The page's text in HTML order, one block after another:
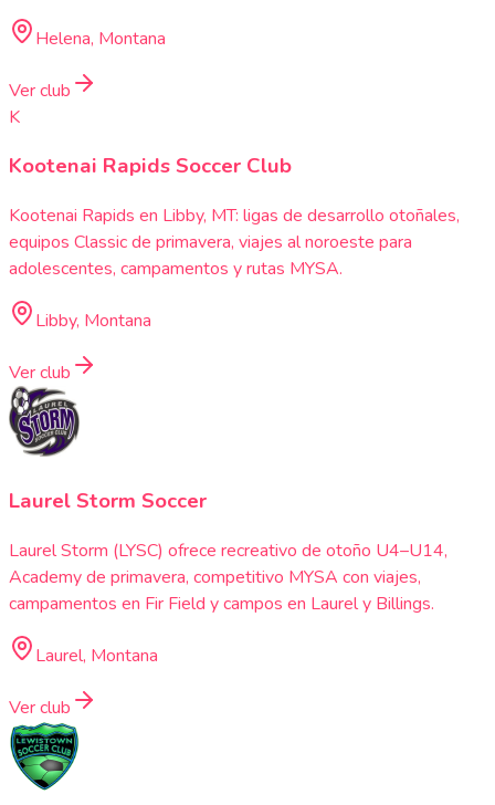
Helena, Montana
Ver club
K
Kootenai Rapids Soccer Club
Kootenai Rapids en Libby, MT: ligas de desarrollo otoñales,
equipos Classic de primavera, viajes al noroeste para
adolescentes, campamentos y rutas MYSA.
Libby, Montana
Ver club
Laurel Storm Soccer
Laurel Storm (LYSC) ofrece recreativo de otoño U4–U14,
Academy de primavera, competitivo MYSA con viajes,
campamentos en Fir Field y campos en Laurel y Billings.
Laurel, Montana
Ver club